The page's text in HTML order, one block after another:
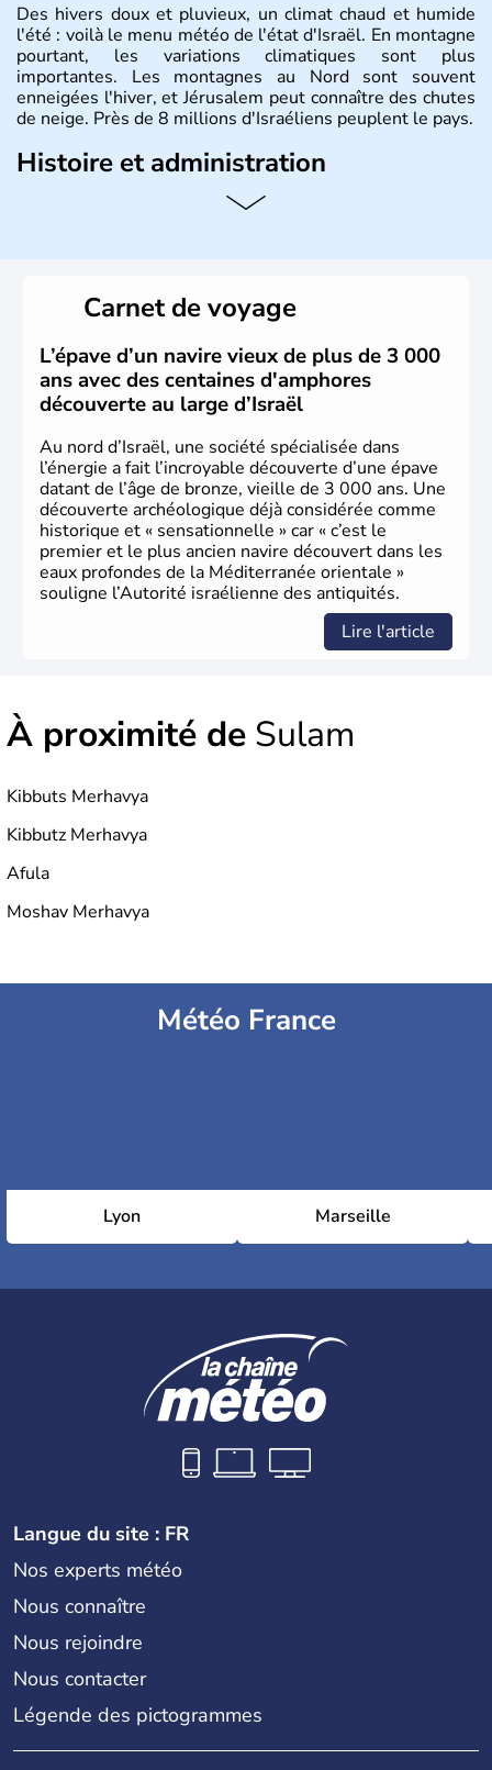
Des hivers doux et pluvieux, un climat chaud et humide
l'été : voilà le menu météo de l'état d'Israël. En montagne
pourtant, les variations climatiques sont plus
importantes. Les montagnes au Nord sont souvent
enneigées l'hiver, et Jérusalem peut connaître des chutes
de neige. Près de 8 millions d'Israéliens peuplent le pays.
Histoire et administration
L'Israël est un état de la partie est de la Méditerranée,
vrai essor économique dans le domaine des nouvelles
Carnet de voyage
L’épave d’un navire vieux de plus de 3 000
ans avec des centaines d'amphores
découverte au large d’Israël
Au nord d’Israël, une société spécialisée dans
l’énergie a fait l’incroyable découverte d’une épave
datant de l’âge de bronze, vieille de 3 000 ans. Une
découverte archéologique déjà considérée comme
historique et « sensationnelle » car « c’est le
premier et le plus ancien navire découvert dans les
eaux profondes de la Méditerranée orientale »
souligne l’Autorité israélienne des antiquités.
Lire l'article
À proximité de Sulam
Kibbuts Merhavya
Kibbutz Merhavya
Afula
Moshav Merhavya
Météo France
Lyon Marseille
Langue du site : FR
Nos experts météo
Nous connaître
Nous rejoindre
Nous contacter
Légende des pictogrammes